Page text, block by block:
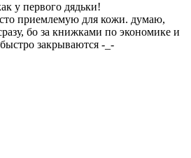
у первого дядьки!
приемлемую для кожи. думаю,
бо за книжками по экономике и
закрываются -_-